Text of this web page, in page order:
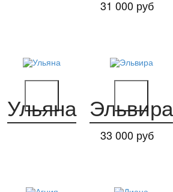
31 000 руб
Ульяна
33 000 руб
Эльвира